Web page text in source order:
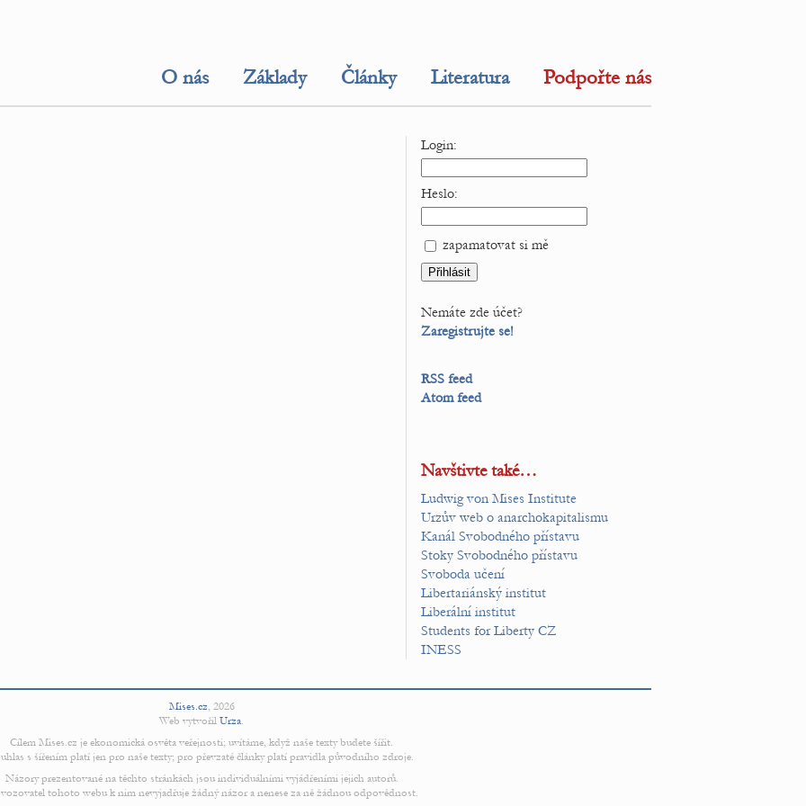
O nás Základy Články Literatura Podpořte nás
Login:
Heslo:
zapamatovat si mě
Nemáte zde účet?
Zaregistrujte se!
RSS feed
Atom feed
Navštivte také…
Ludwig von Mises Institute
Urzův web o anarchokapitalismu
Kanál Svobodného přístavu
Stoky Svobodného přístavu
Svoboda učení
Libertariánský institut
Liberální institut
Students for Liberty CZ
INESS
Mises.cz, 2026
Web vytvořil Urza.
Cílem Mises.cz je ekonomická osvěta veřejnosti; uvítáme, když naše texty budete šířit.
s šířením platí jen pro naše texty; pro převzaté články platí pravidla původního zdroje.
Názory prezentované na těchto stránkách jsou individuálními vyjádřeními jejich autorů.
tohoto webu k nim nevyjadřuje žádný názor a nenese za ně žádnou odpovědnost.